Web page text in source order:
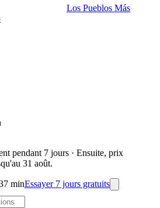
Los Pueblos Más
pendant 7 jours · Ensuite, prix
31 août.
minEssayer 7 jours gratuits